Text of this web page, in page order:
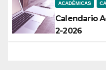
ACADÉMICAS
Calendario
2-2026